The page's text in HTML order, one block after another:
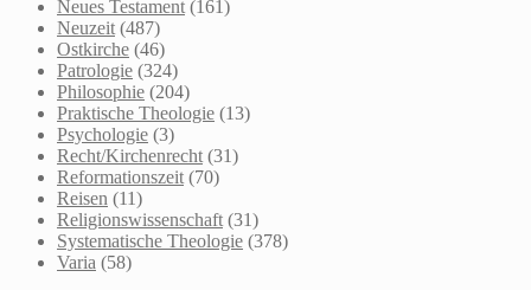
Neues Testament (161)
Neuzeit (487)
Ostkirche (46)
Patrologie (324)
Philosophie (204)
Praktische Theologie (13)
Psychologie (3)
Recht/Kirchenrecht (31)
Reformationszeit (70)
Reisen (11)
Religionswissenschaft (31)
Systematische Theologie (378)
Varia (58)